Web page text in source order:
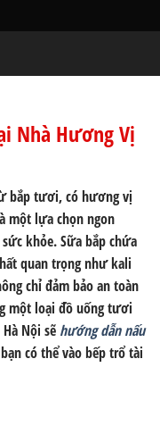
Nhà Hương Vị
bắp tươi, có hương vị
một lựa chọn ngon
khỏe. Sữa bắp chứa
quan trọng như kali
chỉ đảm bảo an toàn
một loại đồ uống tươi
Nội sẽ hướng dẫn nấu
có thể vào bếp trổ tài